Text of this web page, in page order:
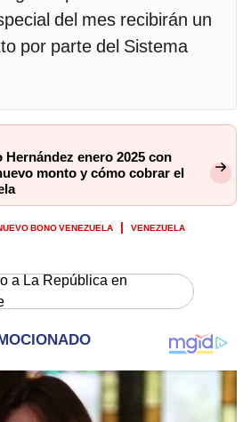
del mes recibirán un
por parte del Sistema
enero 2025 con
monto y cómo cobrar el
BONO VENEZUELA
VENEZUELA
a La República en